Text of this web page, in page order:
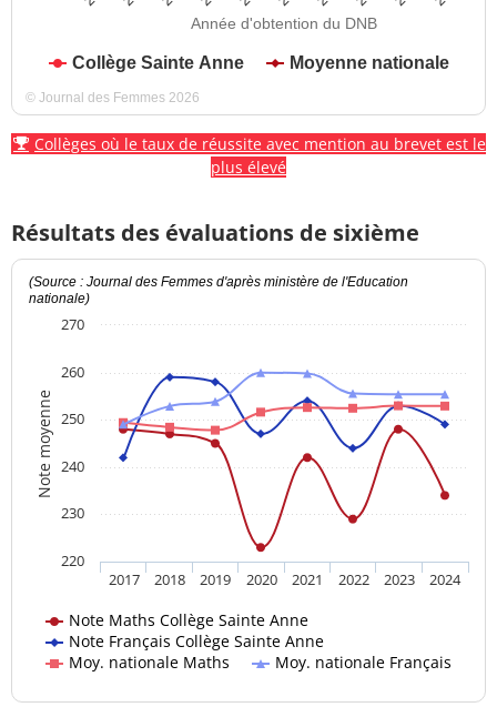
Année d'obtention du DNB
Collège Sainte Anne Moyenne nationale
© Journal des Femmes 2026
Collèges où le taux de réussite avec mention au brevet est le
plus élevé
Résultats des évaluations de sixième
Note moyenne
(Source : Journal des Femmes d'après ministère de l'Education
nationale)
Note Maths Collège Sainte Anne
Note Français Collège Sainte Anne
Moy. nationale Maths
Moy. nationale Français
2017 2018 2019 2020 2021 2022 2023 2024
220
230
240
250
260
270